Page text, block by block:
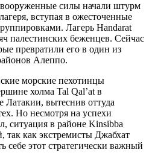
силы начали штурм
вступая в ожесточенные
Лагерь Handarat
палестинских беженцев. Сейчас
превратили его в один из
Алеппо.
морские пехотинцы
холма Tal Qal’at в
Латакии, вытеснив оттуда
Но несмотря на успехи
ситуация в районе Kinsibba
так как экстремисты Джабхат
себе этот стратегически важный